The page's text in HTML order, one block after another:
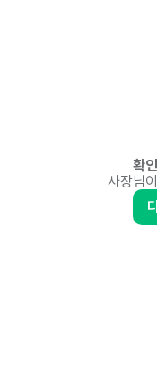
확
사장님